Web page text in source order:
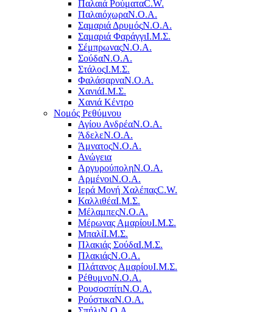
Παλαιά ΡούματαC.W.
ΠαλαιόχωραΝ.Ο.Α.
Σαμαριά ΔρυμόςΝ.Ο.Α.
Σαμαριά ΦαράγγιΙ.Μ.Σ.
ΣέμπρωναςΝ.Ο.Α.
ΣούδαΝ.Ο.Α.
ΣτάλοςΙ.Μ.Σ.
ΦαλάσαρναΝ.Ο.Α.
ΧανιάΙ.Μ.Σ.
Χανιά Κέντρο
Νομός Ρεθύμνου
Αγίου ΑνδρέαΝ.Ο.Α.
ΆδελεΝ.Ο.Α.
ΆμνατοςΝ.Ο.Α.
Ανώγεια
ΑργυρούποληΝ.Ο.Α.
ΑρμένοιΝ.Ο.Α.
Ιερά Μονή ΧαλέπαςC.W.
ΚαλλιθέαΙ.Μ.Σ.
ΜέλαμπεςΝ.Ο.Α.
Μέρωνας ΑμαρίουΙ.Μ.Σ.
ΜπαλίΙ.Μ.Σ.
Πλακιάς ΣούδαΙ.Μ.Σ.
ΠλακιάςΝ.Ο.Α.
Πλάτανος ΑμαρίουΙ.Μ.Σ.
ΡέθυμνοΝ.Ο.Α.
ΡουσοσπίτιΝ.Ο.Α.
ΡούστικαΝ.Ο.Α.